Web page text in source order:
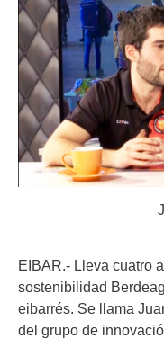
EIBAR.- Lleva cuatro
sostenibilidad
eibarrés. Se llama
del grupo de